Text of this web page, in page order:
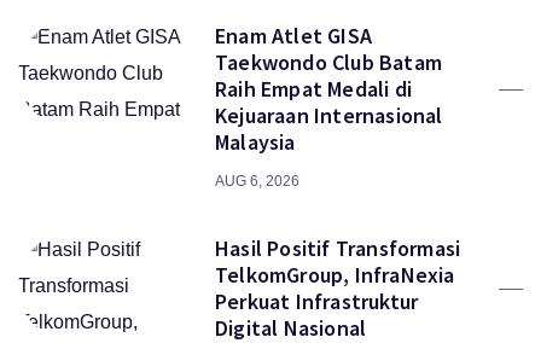
Enam Atlet GISA
Taekwondo Club Batam
Raih Empat Medali di
Kejuaraan Internasional
Malaysia
AUG 6, 2026
Hasil Positif Transformasi
TelkomGroup, InfraNexia
Perkuat Infrastruktur
Digital Nasional